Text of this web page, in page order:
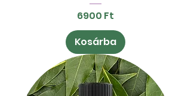
Ár
6900 Ft
Kosárba